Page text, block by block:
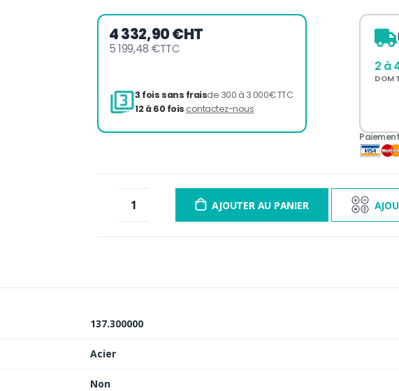
4 332,90 €HT
5 199,48 €TTC
3 fois sans fraisde 300 à 3 000€ TTC
12 à 60 foiscontactez-nous
2 à
DOM
AJOUTER AU PANIER
137.300000
Acier
Non